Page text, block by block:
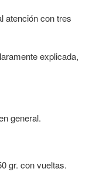
atención con tres
explicada,
general.
gr. con vueltas.